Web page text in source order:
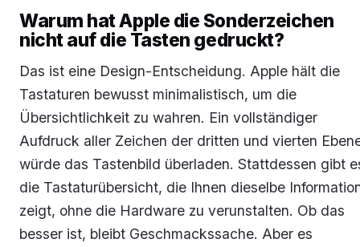
Warum hat Apple die Sonderzeichen
nicht auf die Tasten gedruckt?
Das ist eine Design-Entscheidung. Apple hält die
Tastaturen bewusst minimalistisch, um die
Übersichtlichkeit zu wahren. Ein vollständiger
Aufdruck aller Zeichen der dritten und vierten
würde das Tastenbild überladen. Stattdessen gibt
die Tastaturübersicht, die Ihnen dieselbe
zeigt, ohne die Hardware zu verunstalten. Ob das
besser ist, bleibt Geschmackssache. Aber es